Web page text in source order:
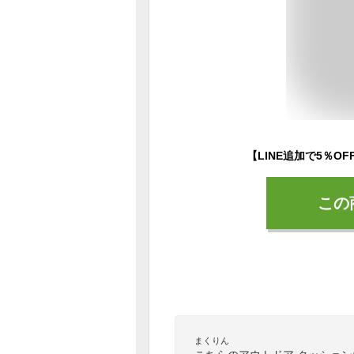
こ
まくりん